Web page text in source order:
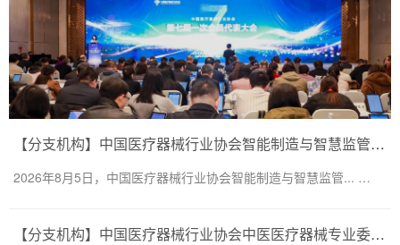
【分支机构】中国医疗器械行业协会智能制造与智慧监管分会换届会议暨第二届一次委员大会圆满召开
2026年8月5日，中国医疗器械行业协会智能制造与智慧监管... …
【分支机构】中国医疗器械行业协会中医医疗器械专业委员会换届会议暨第二届一次委员大会圆满召开